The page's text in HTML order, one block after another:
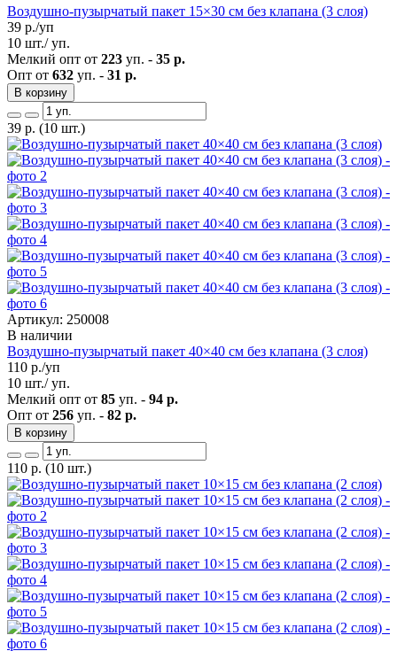
Воздушно-пузырчатый пакет 15×30 см без клапана (3 слоя)
39 р./уп
10 шт./ уп.
Мелкий опт от 223 уп. - 35 р.
Опт от 632 уп. - 31 р.
В корзину
39 р. (10 шт.)
Артикул: 250008
В наличии
Воздушно-пузырчатый пакет 40×40 см без клапана (3 слоя)
110 р./уп
10 шт./ уп.
Мелкий опт от 85 уп. - 94 р.
Опт от 256 уп. - 82 р.
В корзину
110 р. (10 шт.)